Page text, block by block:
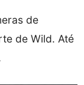
de
de Wild. Até